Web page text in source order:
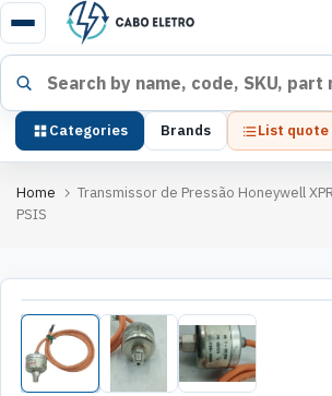
Pular
para
conteúdo
Search products
Categories Brands List quote
Home
Transmissor de Pressão Honeywell
PSIS